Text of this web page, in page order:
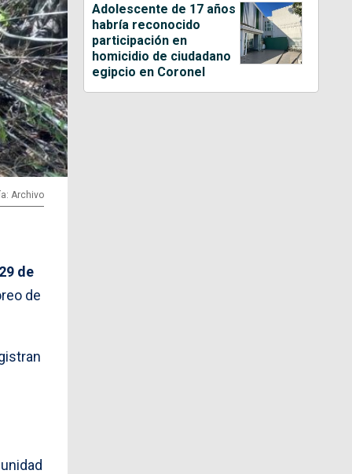
Archivo
de
de
Adolescente de 17 años
habría reconocido
participación en
homicidio de ciudadano
egipcio en Coronel